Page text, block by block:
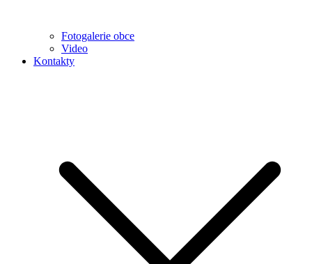
Fotogalerie obce
Video
Kontakty